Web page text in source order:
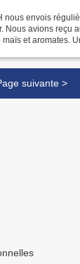
nous envois
Nous avions reçu
et aromates.
suivante >